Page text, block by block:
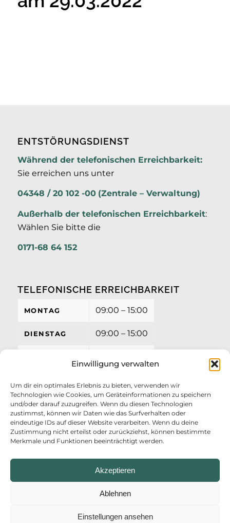
Einwilligung verwalten
Um dir ein optimales Erlebnis zu bieten, verwenden wir
Technologien wie Cookies, um Geräteinformationen zu speichern
und/oder darauf zuzugreifen. Wenn du diesen Technologien
zustimmst, können wir Daten wie das Surfverhalten oder
eindeutige IDs auf dieser Website verarbeiten. Wenn du deine
Zustimmung nicht erteilst oder zurückziehst, können bestimmte
Merkmale und Funktionen beeinträchtigt werden.
Akzeptieren
Ablehnen
Einstellungen ansehen
ENTSTÖRUNGSDIENST
Während der telefonischen Erreichbarkeit:
Sie erreichen uns unter
04348 / 20 102 -00 (Zentrale – Verwaltung)
Außerhalb der telefonischen Erreichbarkeit:
Wählen Sie bitte die
0171-68 64 152
TELEFONISCHE ERREICHBARKEIT
MONTAG 09:00 – 15:00
DIENSTAG 09:00 – 15:00
FREITAG 09:00 – 12:00